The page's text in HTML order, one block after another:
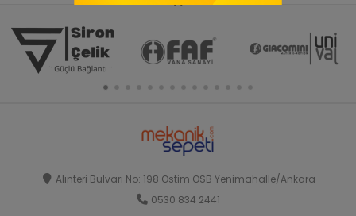
Alınteri Bulvarı No: 198 Ostim OSB Yenimahalle/Ankara
0530 834 2441